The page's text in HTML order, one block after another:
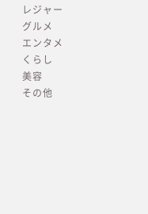
レジャー
グルメ
エンタメ
くらし
美容
その他